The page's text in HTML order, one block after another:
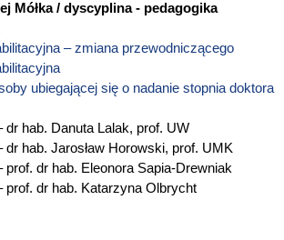
Mółka / dyscyplina - pedagogika
– zmiana przewodniczącego
ubiegającej się o nadanie stopnia doktora
dr hab. Danuta Lalak, prof. UW
dr hab. Jarosław Horowski, prof. UMK
prof. dr hab. Eleonora Sapia-Drewniak
prof. dr hab. Katarzyna Olbrycht